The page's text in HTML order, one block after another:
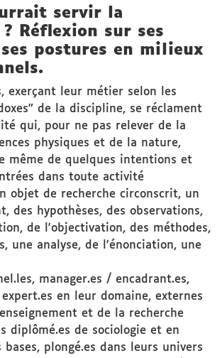
servir la
Réflexion sur ses
postures en milieux
exerçant leur métier selon les
de la discipline, se réclament
qui, pour ne pas relever de la
physiques et de la nature,
même de quelques intentions et
dans toute activité
objet de recherche circonscrit, un
des hypothèses, des observations,
de l'objectivation, des méthodes,
une analyse, de l'énonciation, une
manager.es / encadrant.es,
en leur domaine, externes
et de la recherche
diplômé.es de sociologie et en
bases, plongé.es dans leurs univers